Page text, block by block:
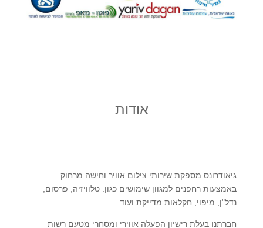
אודות
גיאודרונס מספקת שירותי צילום אוויר וחישה מרחוק
באמצעות רחפנים למגוון שימושים כגון: טלוויזיה, פרסום,
נדל"ן, מיפוי, חקלאות מדייקת ועוד.
חברתנו בעלת רישיון הפעלה אווירי ומסחרי מטעם רשות